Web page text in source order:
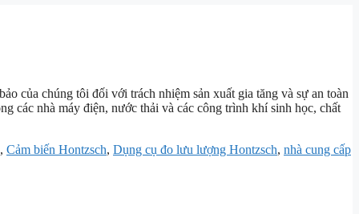
của chúng tôi đối với trách nhiệm sản xuất gia tăng và sự an toàn
các nhà máy điện, nước thải và các công trình khí sinh học, chất
, Cảm biến Hontzsch, Dụng cụ đo lưu lượng Hontzsch, nhà cung cấp